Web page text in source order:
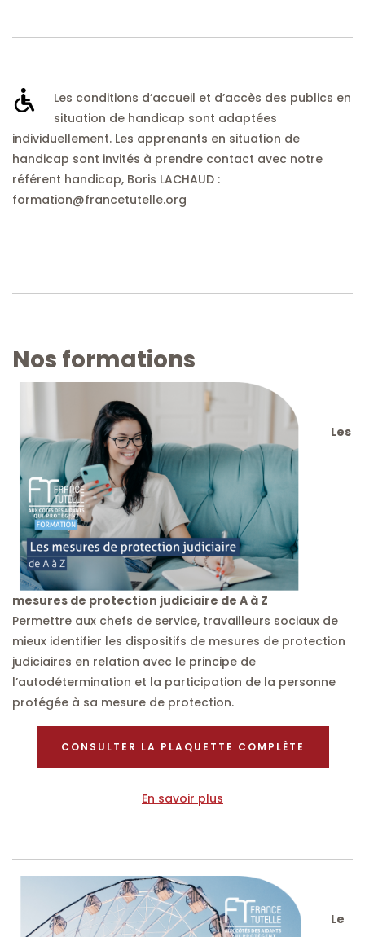
Les conditions d’accueil et d’accès des publics en
situation de handicap sont adaptées
individuellement. Les apprenants en situation de
handicap sont invités à prendre contact avec notre
référent handicap, Boris LACHAUD :
formation@francetutelle.org
Nos formations
Les
mesures de protection judiciaire de A à Z
Permettre aux chefs de service, travailleurs sociaux de
mieux identifier les dispositifs de mesures de protection
judiciaires en relation avec le principe de
l’autodétermination et la participation de la personne
protégée à sa mesure de protection.
CONSULTER LA PLAQUETTE COMPLÈTE
En savoir plus
Le